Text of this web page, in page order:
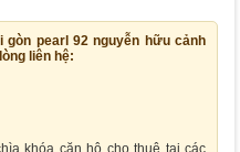
pearl 92 nguyễn hữu cảnh
liên hệ:
khóa căn hộ cho thuê tại các